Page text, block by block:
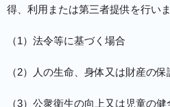
得、利用または第三者提供を行いま
（1）法令等に基づく場合
（2）人の生命、身体又は財産の
（3）公衆衛生の向上又は児童の